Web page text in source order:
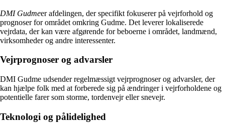
DMI Gudmeer afdelingen, der specifikt fokuserer på vejrforhold og
prognoser for området omkring Gudme. Det leverer lokaliserede
vejrdata, der kan være afgørende for beboerne i området, landmænd,
virksomheder og andre interessenter.
Vejrprognoser og advarsler
DMI Gudme udsender regelmæssigt vejrprognoser og advarsler, der
kan hjælpe folk med at forberede sig på ændringer i vejrforholdene og
potentielle farer som storme, tordenvejr eller snevejr.
Teknologi og pålidelighed